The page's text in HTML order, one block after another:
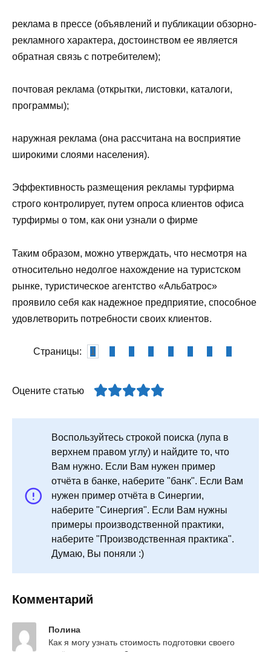
реклама в прессе (объявлений и публикации обзорно-
рекламного характера, достоинством ее является
обратная связь с потребителем);
почтовая реклама (открытки, листовки, каталоги,
программы);
наружная реклама (она рассчитана на восприятие
широкими слоями населения).
Эффективность размещения рекламы турфирма
строго контролирует, путем опроса клиентов офиса
турфирмы о том, как они узнали о фирме
Таким образом, можно утверждать, что несмотря на
относительно недолгое нахождение на туристском
рынке, туристическое агентство «Альбатрос»
проявило себя как надежное предприятие, способное
удовлетворить потребности своих клиентов.
Страницы: 1
Оцените статью
Воспользуйтесь строкой поиска (лупа в
верхнем правом углу) и найдите то, что
Вам нужно. Если Вам нужен пример
отчёта в банке, наберите "банк". Если Вам
нужен пример отчёта в Синергии,
наберите "Синергия". Если Вам нужны
примеры производственной практики,
наберите "Производственная практика".
Думаю, Вы поняли :)
Комментарий
Полина
Как я могу узнать стоимость подготовки своего